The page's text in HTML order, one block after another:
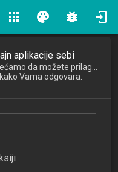
apps palette bug_report
aplikacije sebi
Vama odgovara.